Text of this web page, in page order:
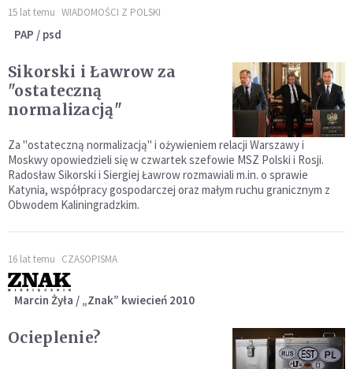
15 lat temu WIADOMOŚCI Z POLSKI
PAP / psd
Sikorski i Ławrow za
"ostateczną
normalizacją"
Za "ostateczną normalizacją" i ożywieniem relacji Warszawy i
Moskwy opowiedzieli się w czwartek szefowie MSZ Polski i Rosji.
Radosław Sikorski i Siergiej Ławrow rozmawiali m.in. o sprawie
Katynia, współpracy gospodarczej oraz małym ruchu granicznym z
Obwodem Kaliningradzkim.
16 lat temu CZASOPISMA
Marcin Żyła / „Znak” kwiecień 2010
Ocieplenie?